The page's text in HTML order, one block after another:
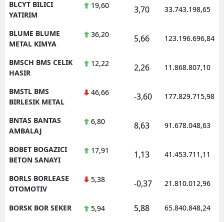
BLCYT BILICI
YATIRIM
19,60 3,70 33.743.198,65
BLUME BLUME
METAL KIMYA
36,20 5,66 123.196.696,84
BMSCH BMS CELIK
HASIR
12,22 2,26 11.868.807,10
BMSTL BMS
BIRLESIK METAL
46,66 -3,60 177.829.715,98
BNTAS BANTAS
AMBALAJ
6,80 8,63 91.678.048,63
BOBET BOGAZICI
BETON SANAYI
17,91 1,13 41.453.711,11
BORLS BORLEASE
OTOMOTIV
5,38 -0,37 21.810.012,96
BORSK BOR SEKER 5,94 5,88 65.840.848,24